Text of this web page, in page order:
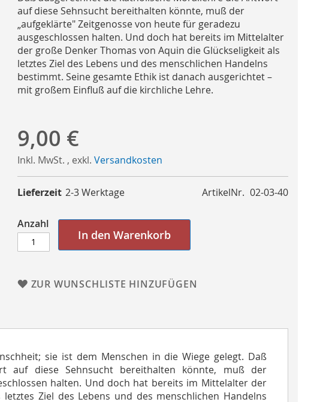
auf diese Sehnsucht bereithalten könnte, muß der
„aufgeklärte" Zeitgenosse von heute für geradezu
ausgeschlossen halten. Und doch hat bereits im Mittelalter
der große Denker Thomas von Aquin die Glückseligkeit als
letztes Ziel des Lebens und des menschlichen Handelns
bestimmt. Seine gesamte Ethik ist danach ausgerichtet –
mit großem Einfluß auf die kirchliche Lehre.
9,00 €
Inkl. MwSt. , exkl. Versandkosten
ArtikelNr. 02-03-40
Lieferzeit 2-3 Werktage
Anzahl
In den Warenkorb
ZUR WUNSCHLISTE HINZUFÜGEN
sie ist dem Menschen in die Wiege gelegt. Daß
auf diese Sehnsucht bereithalten könnte, muß der
halten. Und doch hat bereits im Mittelalter der
Ziel des Lebens und des menschlichen Handelns